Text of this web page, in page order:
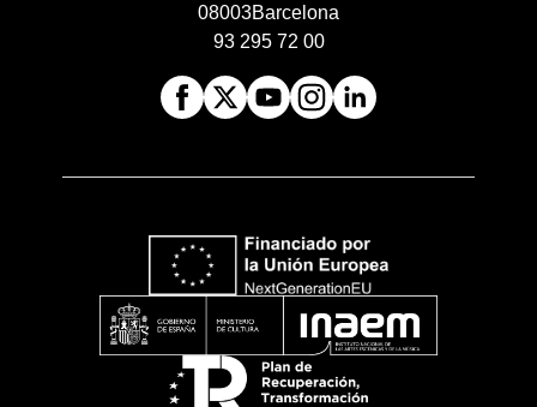
08003Barcelona
93 295 72 00